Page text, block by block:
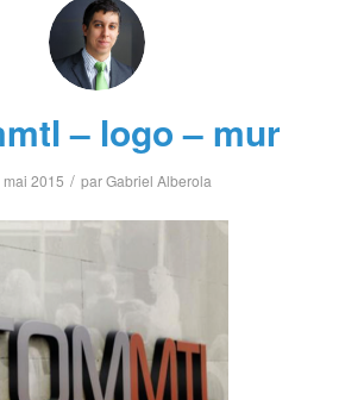
– logo – mur
mai 2015 / parGabriel Alberola